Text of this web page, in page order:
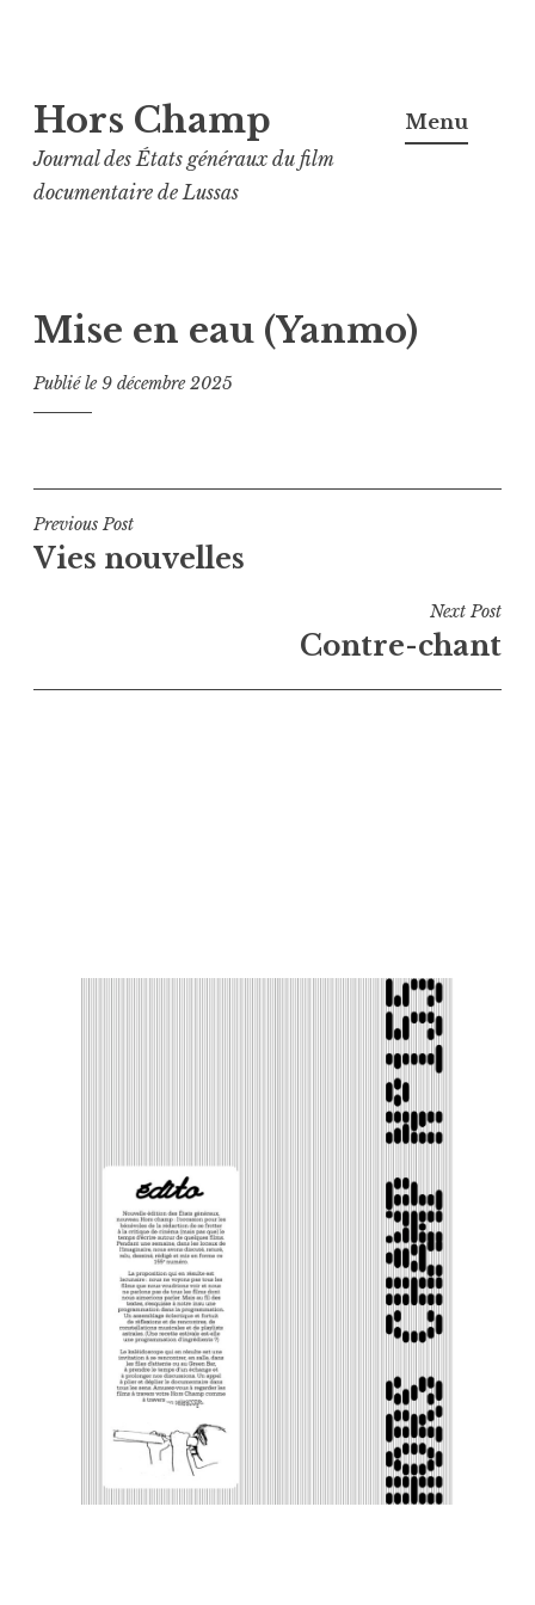
au
contenu
principal
Hors Champ
Journal des États généraux du film
documentaire de Lussas
Menu
Mise en eau (Yanmo)
Publié le9 décembre 2025
Navigation
de
Previous Post
Vies nouvelles
Next Post
Contre-chant